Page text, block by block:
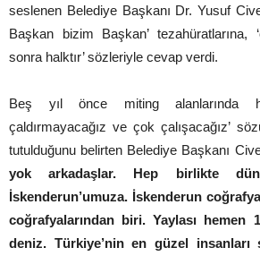
seslenen Belediye Başkanı Dr. Yusuf
Başkan bizim Başkan’
sonra halktır’ sözleriyle cevap verdi.
Beş yıl önce miting alanlarında
çaldırmayacağız ve çok çalışacağız’
tutulduğunu belirten Belediye Başkanı
yok arkadaşlar. Hep birlikte
İskenderun’umuza. İskenderun
coğrafyalarından biri. Yaylası hemen
deniz. Türkiye’nin en güzel insanları